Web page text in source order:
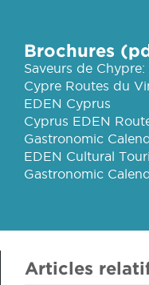
Brochures
Saveurs de
Cypre Routes du
EDEN Cyprus
Cyprus EDEN
Gastronomic
EDEN Cultural
Gastronomic
Articles